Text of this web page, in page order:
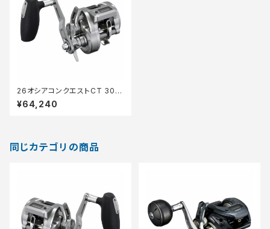
26オシアコンクエストCT 300
XG
¥64,240
同じカテゴリの商品